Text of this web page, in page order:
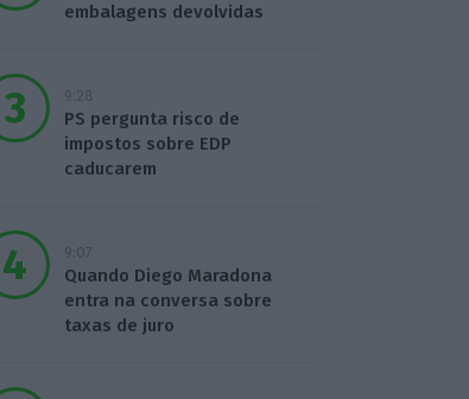
embalagens devolvidas
9:28
PS pergunta risco de
impostos sobre EDP
caducarem
9:07
Quando Diego Maradona
entra na conversa sobre
taxas de juro